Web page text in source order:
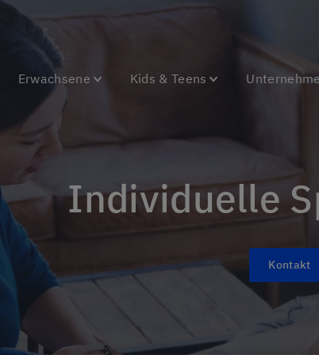
Erwachsene Kids & Teens
Individuelle
Kontakt